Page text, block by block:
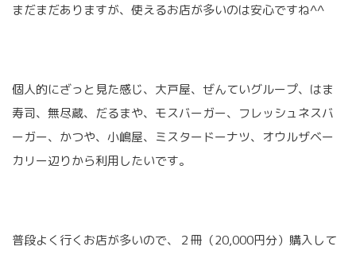
まだまだありますが、使えるお店が多いのは安心ですね^^
個人的にざっと見た感じ、大戸屋、ぜんていグループ、はま
寿司、無尽蔵、だるまや、モスバーガー、フレッシュネスバ
ーガー、かつや、小嶋屋、ミスタードーナツ、オウルザベー
カリー辺りから利用したいです。
普段よく行くお店が多いので、２冊（20,000円分）購入して